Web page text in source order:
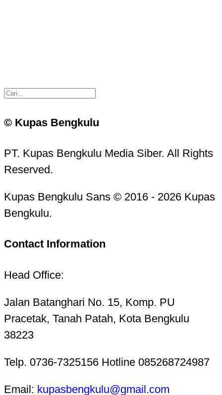
© Kupas Bengkulu
PT. Kupas Bengkulu Media Siber. All Rights
Reserved.
Kupas Bengkulu Sans © 2016 - 2026 Kupas
Bengkulu.
Contact Information
Head Office:
Jalan Batanghari No. 15, Komp. PU
Pracetak, Tanah Patah, Kota Bengkulu
38223
Telp. 0736-7325156 Hotline 085268724987
Email: kupasbengkulu@gmail.com